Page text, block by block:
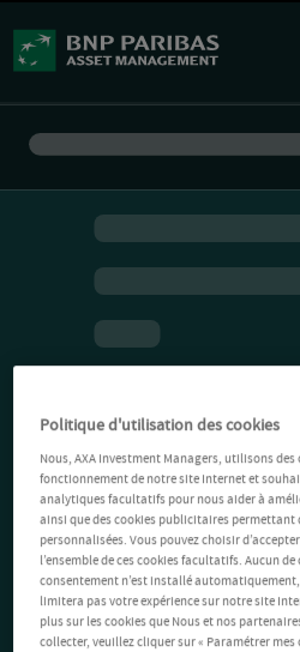
Politique d'utilisation des cookies
Nous, AXA Investment Managers, utilisons
fonctionnement de notre site Internet et
analytiques facultatifs pour nous aider à
ainsi que des cookies publicitaires permettant
personnalisées. Vous pouvez choisir
l’ensemble de ces cookies facultatifs. Aucun
consentement n’est installé
limitera pas votre expérience sur notre site
plus sur les cookies que Nous et nos
collecter, veuillez cliquer sur « Paramétrer mes